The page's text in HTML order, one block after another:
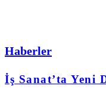
Haberler
İş Sanat’ta Yeni